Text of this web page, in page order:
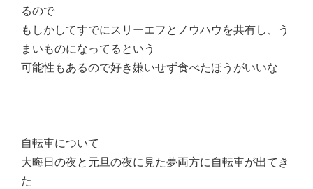
るので
もしかしてすでにスリーエフとノウハウを共有し、う
まいものになってるという
可能性もあるので好き嫌いせず食べたほうがいいな
自転車について
大晦日の夜と元旦の夜に見た夢両方に自転車が出てき
た